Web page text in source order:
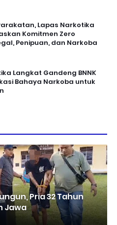
Lapas Narkotika
Komitmen Zero
Penipuan, dan Narkoba
Langkat Gandeng BNNK
Bahaya Narkoba untuk
Pria 32 Tahun
Jawa